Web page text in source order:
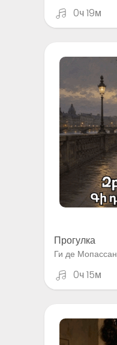
0ч 19м
Прогулка
Ги де Мопассан
0ч 15м